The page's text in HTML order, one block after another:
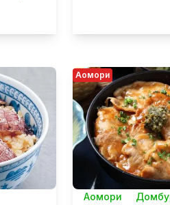
Аомори
Аомори